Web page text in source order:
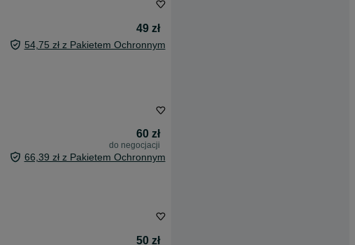
49 zł
54,75 zł z Pakietem Ochronnym
60 zł
do negocjacji
66,39 zł z Pakietem Ochronnym
50 zł